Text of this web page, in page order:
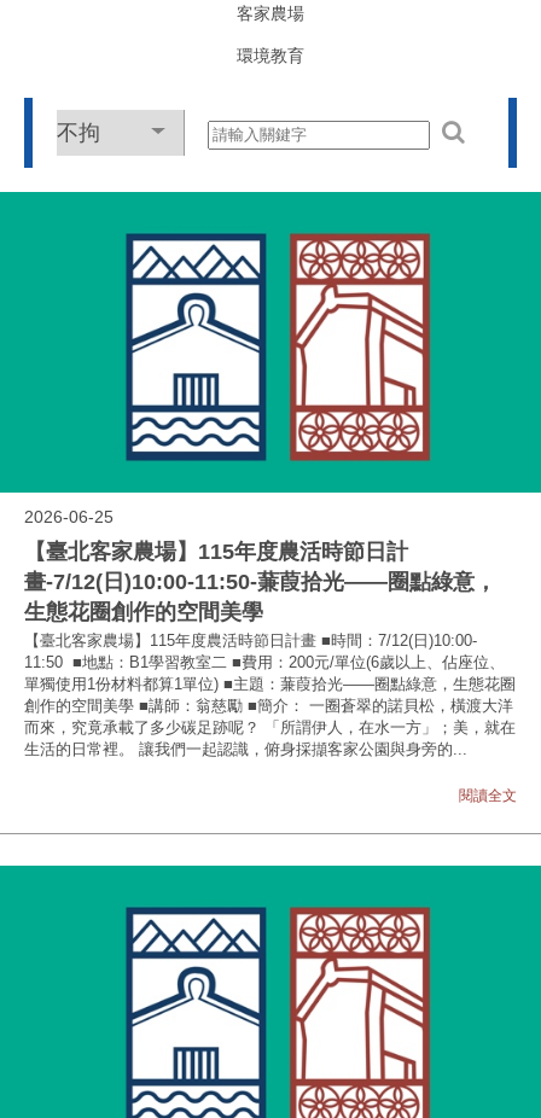
客家農場
環境教育
2026-06-25
【臺北客家農場】115年度農活時節日計
畫-7/12(日)10:00-11:50-蒹葭拾光——圈點綠意，
生態花圈創作的空間美學
【臺北客家農場】115年度農活時節日計畫 ■時間：7/12(日)10:00-
11:50 ■地點：B1學習教室二 ■費用：200元/單位(6歲以上、佔座位、
單獨使用1份材料都算1單位) ■主題：蒹葭拾光——圈點綠意，生態花圈
創作的空間美學 ■講師：翁慈勵 ■簡介： 一圈蒼翠的諾貝松，橫渡大洋
而來，究竟承載了多少碳足跡呢？ 「所謂伊人，在水一方」；美，就在
生活的日常裡。 讓我們一起認識，俯身採擷客家公園與身旁的...
閱讀全文